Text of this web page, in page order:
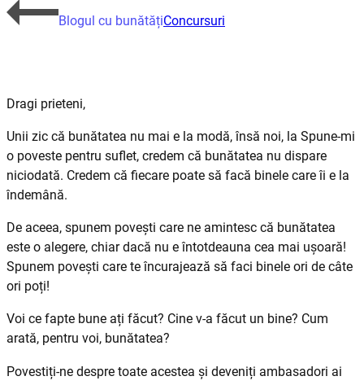
Blogul cu bunătățiConcursuri
Dragi prieteni,
Unii zic că bunătatea nu mai e la modă, însă noi, la Spune-mi
o poveste pentru suflet, credem că bunătatea nu dispare
niciodată. Credem că fiecare poate să facă binele care îi e la
îndemână.
De aceea, spunem povești care ne amintesc că bunătatea
este o alegere, chiar dacă nu e întotdeauna cea mai ușoară!
Spunem povești care te încurajează să faci binele ori de câte
ori poți!
Voi ce fapte bune ați făcut? Cine v-a făcut un bine? Cum
arată, pentru voi, bunătatea?
Povestiți-ne despre toate acestea și deveniți ambasadori ai